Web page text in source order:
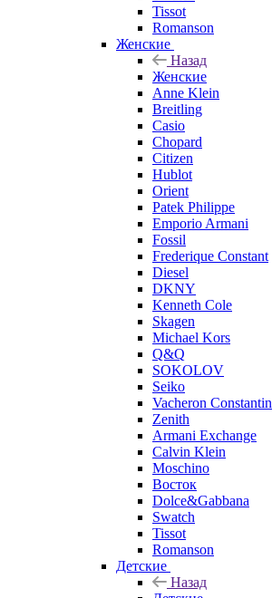
Tissot
Romanson
Женские
Назад
Женские
Anne Klein
Breitling
Casio
Chopard
Citizen
Hublot
Orient
Patek Philippe
Emporio Armani
Fossil
Frederique Constant
Diesel
DKNY
Kenneth Cole
Skagen
Michael Kors
Q&Q
SOKOLOV
Seiko
Vacheron Constantin
Zenith
Armani Exchange
Calvin Klein
Moschino
Восток
Dolce&Gabbana
Swatch
Tissot
Romanson
Детские
Назад